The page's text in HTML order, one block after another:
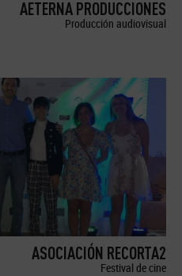
AETERNA PRODUCCIONES
Producción audiovisual
ASOCIACIÓN RECORTA2
Festival de cine